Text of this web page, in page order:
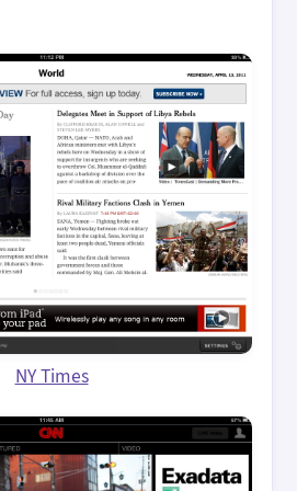
NY Times